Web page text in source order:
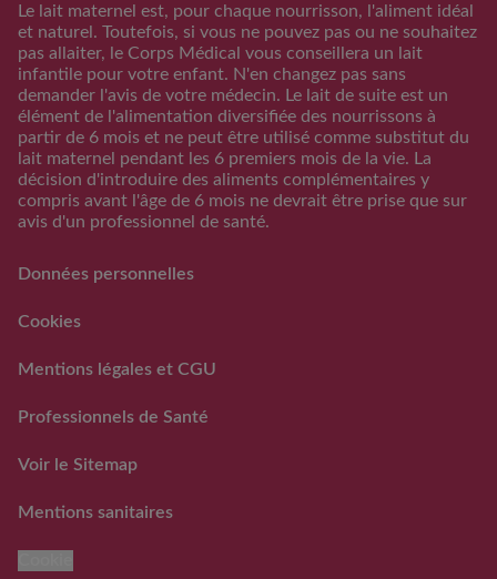
d’accouchement
Calculateur periode
d’ovulation
Calendrier Grossese
Guide de l’alimentation
S'inscrire/S'identifier
Support
FAQs
LAITS INFANTILES
FAQ rappels volontaires
Le lait maternel est, pour chaque nourrisson, l'aliment idéal
et naturel. Toutefois, si vous ne pouvez pas ou ne souhaitez
pas allaiter, le Corps Médical vous conseillera un lait
infantile pour votre enfant. N'en changez pas sans
demander l'avis de votre médecin. Le lait de suite est un
élément de l'alimentation diversifiée des nourrissons à
partir de 6 mois et ne peut être utilisé comme substitut du
lait maternel pendant les 6 premiers mois de la vie. La
décision d'introduire des aliments complémentaires y
compris avant l'âge de 6 mois ne devrait être prise que sur
avis d'un professionnel de santé.
Données personnelles
Cookies
Mentions légales et CGU
Professionnels de Santé
Voir le Sitemap
Mentions sanitaires